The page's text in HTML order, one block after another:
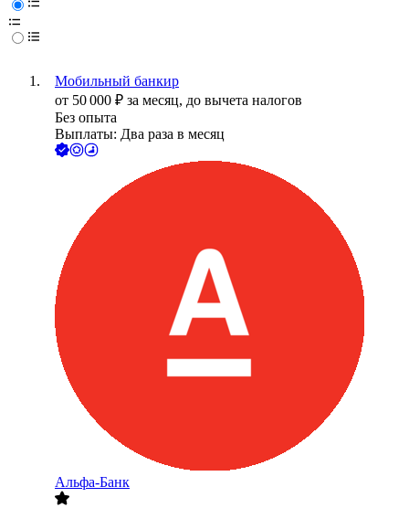
Мобильный банкир
от 50 000 ₽ за месяц, до вычета налогов
Без опыта
Выплаты: Два раза в месяц
Альфа-Банк